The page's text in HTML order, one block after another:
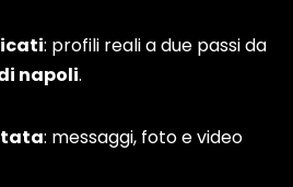
: profili reali a due passi da
napoli.
: messaggi, foto e video